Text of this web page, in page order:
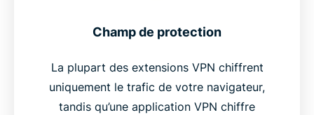
Champ de protection
La plupart des extensions VPN chiffrent
uniquement le trafic de votre navigateur,
tandis qu’une application VPN chiffre